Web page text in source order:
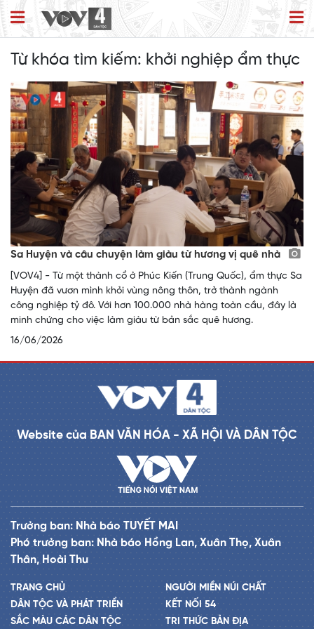
Từ khóa tìm kiếm: khởi nghiệp ẩm thực
Sa Huyện và câu chuyện làm giàu từ hương vị quê nhà
[VOV4] - Từ một thành cổ ở Phúc Kiến (Trung Quốc), ẩm thực Sa
Huyện đã vươn mình khỏi vùng nông thôn, trở thành ngành
công nghiệp tỷ đô. Với hơn 100.000 nhà hàng toàn cầu, đây là
minh chứng cho việc làm giàu từ bản sắc quê hương.
16/06/2026
Website của BAN VĂN HÓA - XÃ HỘI VÀ DÂN TỘC
Trưởng ban: Nhà báo TUYẾT MAI
Phó trưởng ban: Nhà báo Hồng Lan, Xuân Thọ, Xuân
Thân, Hoài Thu
TRANG CHỦ
DÂN TỘC VÀ PHÁT TRIỂN
SẮC MÀU CÁC DÂN TỘC
NGƯỜI MIỀN NÚI CHẤT
KẾT NỐI 54
TRI THỨC BẢN ĐỊA